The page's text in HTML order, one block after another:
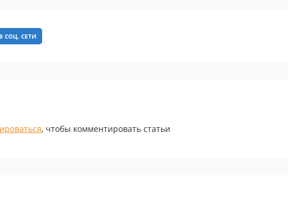
СОЦ. СЕТИ
, чтобы комментировать статьи